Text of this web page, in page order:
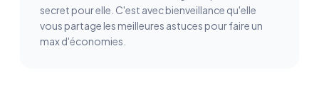
secret pour elle. C'est avec bienveillance qu'elle
vous partage les meilleures astuces pour faire un
max d'économies.